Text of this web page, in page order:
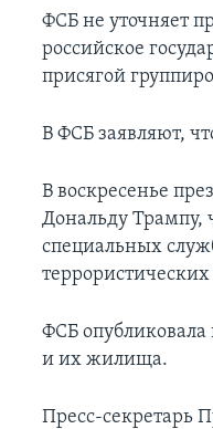
ФСБ не уточняет
российское
присягой
В ФСБ заявляют,
В воскресенье
Дональду Трампу,
специальных
ФСБ опубликовала
и их жилища.
Пресс-секретарь